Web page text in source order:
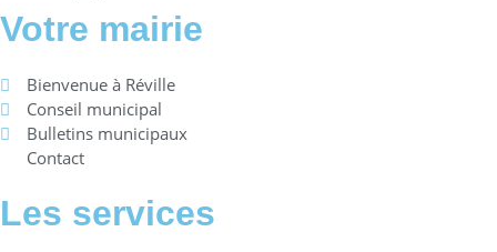
Votre mairie
Bienvenue à Réville
Conseil municipal
Bulletins municipaux
Contact
Les services